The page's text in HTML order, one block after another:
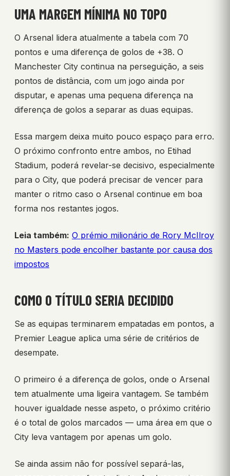
UMA MARGEM MÍNIMA NO TOPO
O Arsenal lidera atualmente a tabela com 70
pontos e uma diferença de golos de +38. O
Manchester City continua na perseguição, a seis
pontos de distância, com um jogo ainda por
disputar, e apenas uma pequena diferença na
diferença de golos a separar as duas equipas.
Essa margem deixa muito pouco espaço para erro.
O próximo confronto entre ambos, no Etihad
Stadium, poderá revelar-se decisivo, especialmente
para o City, que poderá precisar de vencer para
manter o ritmo caso o Arsenal continue em boa
forma nos restantes jogos.
Leia também: O prémio milionário de Rory McIlroy
no Masters pode encolher bastante por causa dos
impostos
COMO O TÍTULO SERIA DECIDIDO
Se as equipas terminarem empatadas em pontos, a
Premier League aplica uma série de critérios de
desempate.
O primeiro é a diferença de golos, onde o Arsenal
tem atualmente uma ligeira vantagem. Se também
houver igualdade nesse aspeto, o próximo critério
é o total de golos marcados — uma área em que o
City leva vantagem por apenas um golo.
Se ainda assim não for possível separá-las,